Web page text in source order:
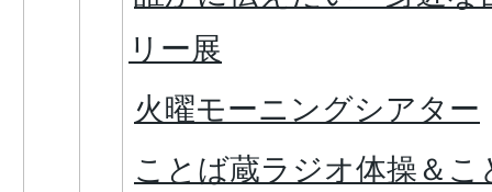
リー展
火曜モーニングシアター
ことば蔵ラジオ体操＆こ